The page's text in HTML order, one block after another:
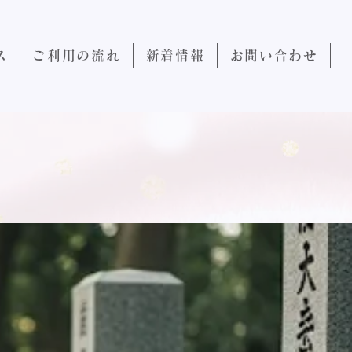
ご利用の流れ 新着情報 お問い合わせ